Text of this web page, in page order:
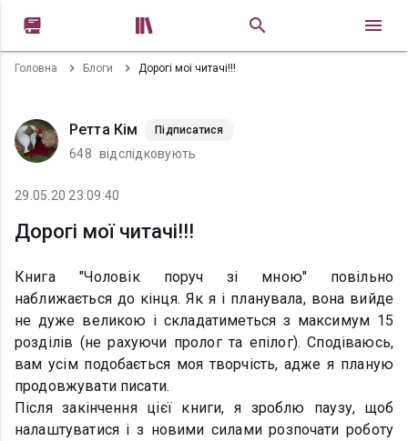
 
Головна Блоги Дорогі мої читачі!!!
Ретта Кім Підписатися
648 відслідковують
29.05.20 23:09:40
Дорогі мої читачі!!!
Книга "Чоловік поруч зі мною" повільно
наближається до кінця. Як я і планувала, вона вийде
не дуже великою і складатиметься з максимум 15
розділів (не рахуючи пролог та епілог). Сподіваюсь,
вам усім подобається моя творчість, адже я планую
продовжувати писати.
Після закінчення цієї книги, я зроблю паузу, щоб
налаштуватися і з новими силами розпочати роботу